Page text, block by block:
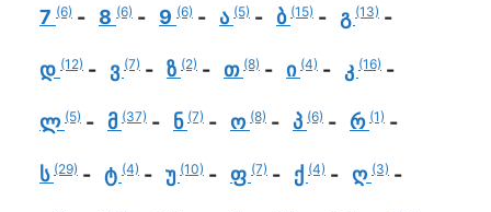
7 (6) 8 (6) 9 (6) ა (5) ბ (15) გ (13)
დ (12) ვ (7) ზ (2) თ (8) ი (4) კ (16)
ლ (5) მ (37) ნ (7) ო (8) პ (6) რ (1)
ს (29) ტ (4) უ (10) ფ (7) ქ (4) ღ (3)